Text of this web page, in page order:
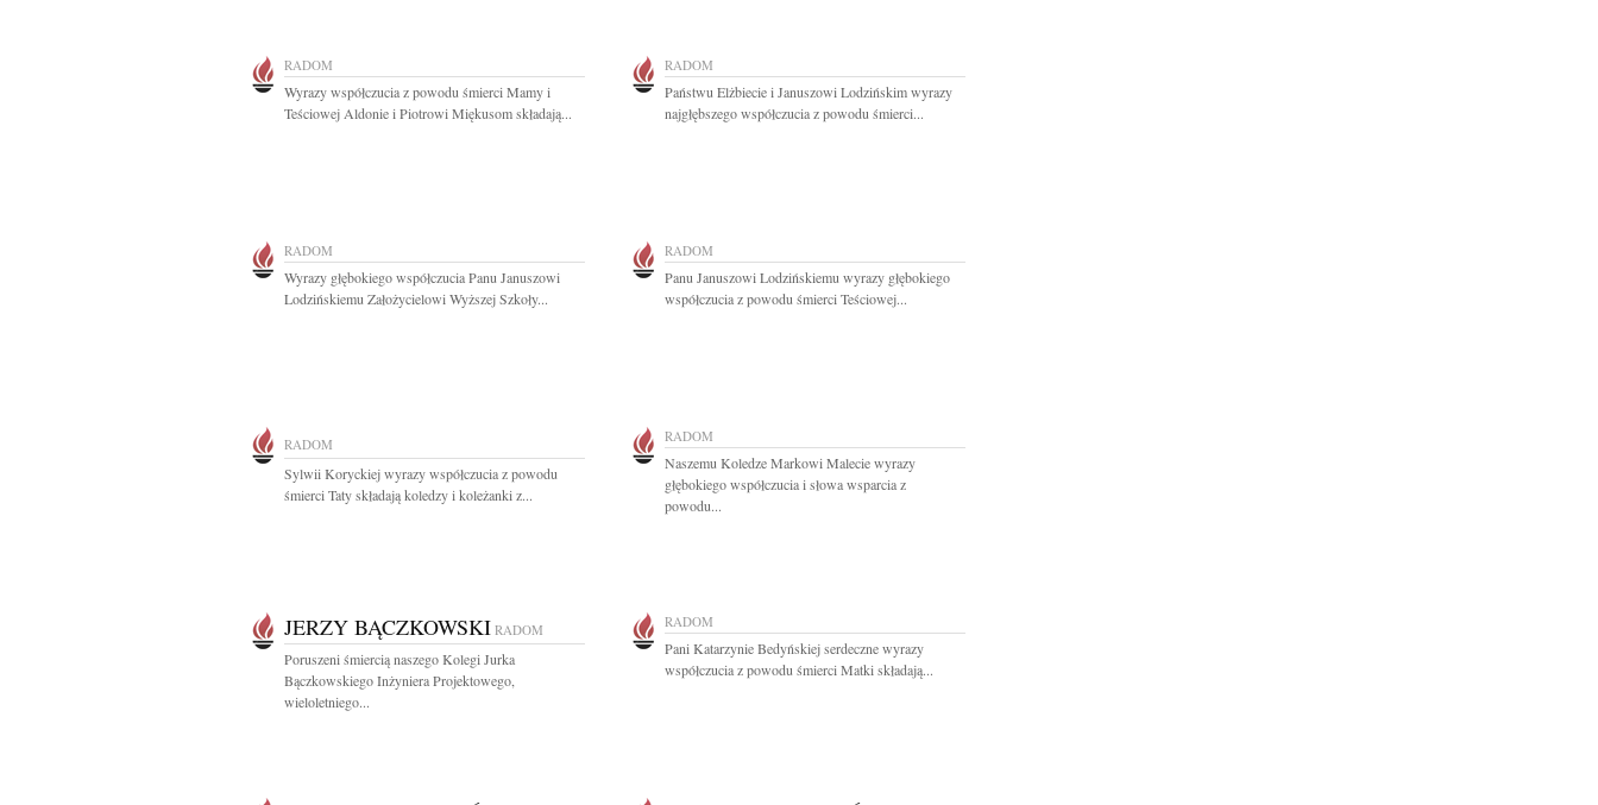
RADOM
Wyrazy współczucia z powodu śmierci Mamy i
Teściowej Aldonie i Piotrowi Miękusom składają...
RADOM
Państwu Elżbiecie i Januszowi Lodzińskim wyrazy
najgłębszego współczucia z powodu śmierci...
RADOM
Wyrazy głębokiego współczucia Panu Januszowi
Lodzińskiemu Założycielowi Wyższej Szkoły...
RADOM
Panu Januszowi Lodzińskiemu wyrazy głębokiego
współczucia z powodu śmierci Teściowej...
RADOM
Sylwii Koryckiej wyrazy współczucia z powodu
śmierci Taty składają koledzy i koleżanki z...
RADOM
Naszemu Koledze Markowi Malecie wyrazy
głębokiego współczucia i słowa wsparcia z
powodu...
JERZY BĄCZKOWSKI RADOM
Poruszeni śmiercią naszego Kolegi Jurka
Bączkowskiego Inżyniera Projektowego,
wieloletniego...
RADOM
Pani Katarzynie Bedyńskiej serdeczne wyrazy
współczucia z powodu śmierci Matki składają...